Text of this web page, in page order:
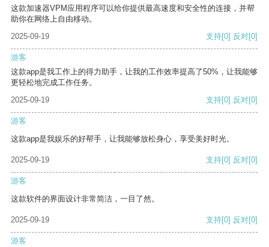
这款加速器VPM应用程序可以给你提供最高速度和安全性的连接，并帮
助你在网络上自由移动。
2025-09-19
支持[0] 反对[0]
游客
这款app是我工作上的得力助手，让我的工作效率提高了50%，让我能够
更轻松地完成工作任务。
2025-09-19
支持[0] 反对[0]
游客
这款app是我娱乐的好帮手，让我能够放松身心，享受美好时光。
2025-09-19 支持[0] 反对[0]
游客
这款软件的界面设计非常简洁，一目了然。
2025-09-19 支持[0] 反对[0]
游客